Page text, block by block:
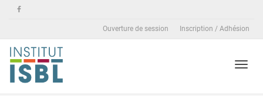
Ouverture de session Inscription / Adhésion